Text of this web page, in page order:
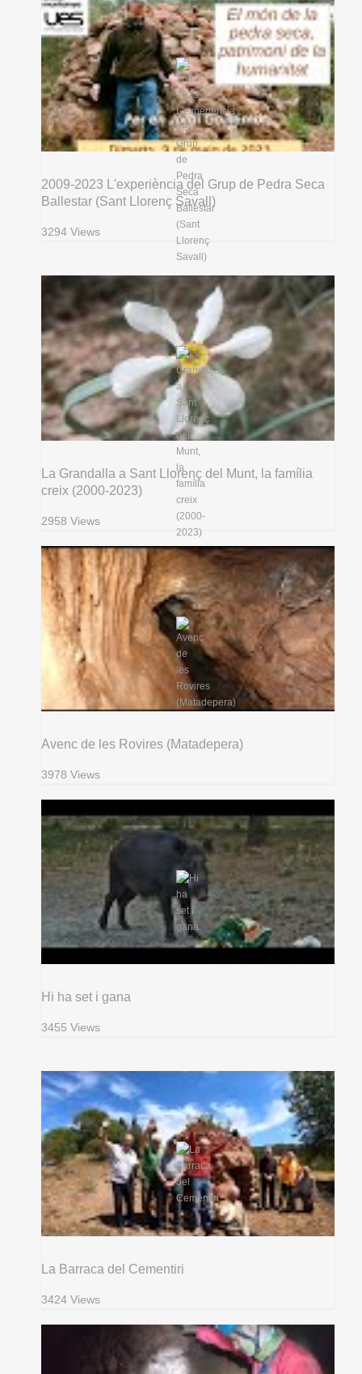
2009-2023 L'experiència del Grup de Pedra Seca
Ballestar (Sant Llorenç Savall)
3294 Views
La Grandalla a Sant Llorenç del Munt, la família
creix (2000-2023)
2958 Views
Avenc de les Rovires (Matadepera)
3978 Views
Hi ha set i gana
3455 Views
La Barraca del Cementiri
3424 Views